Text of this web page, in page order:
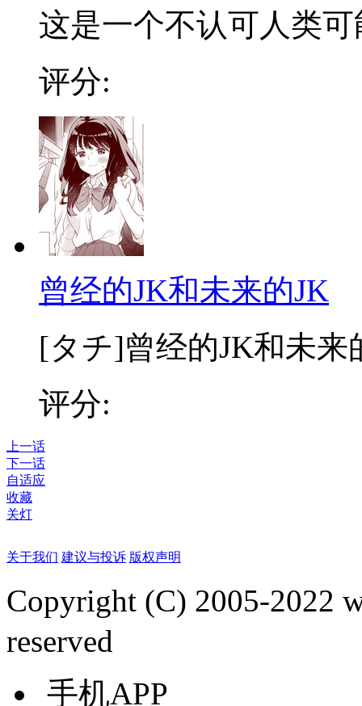
这是一个不认可人类
评分:
曾经的JK和未来的JK
[タチ]曾经的JK和未来
评分:
上一话
下一话
自适应
收藏
关灯
关于我们 建议与投诉 版权声明
Copyright (C) 2005-2022
reserved
手机APP